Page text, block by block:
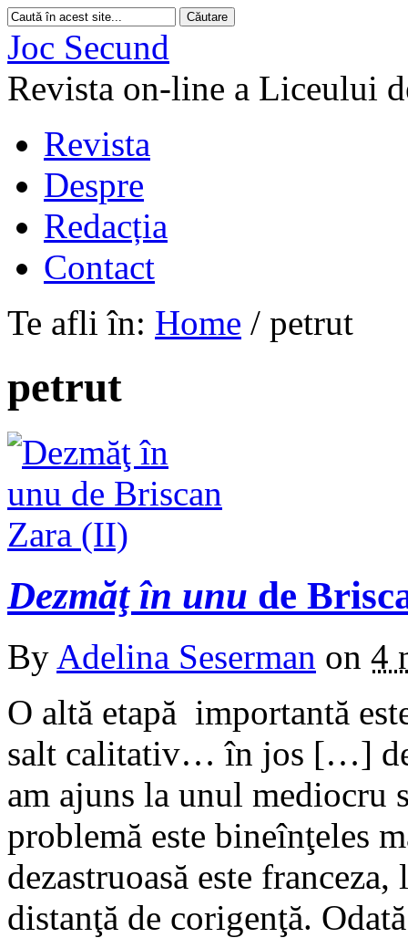
Joc Secund
Revista on-line a Liceului
Revista
Despre
Redacția
Contact
Te afli în: Home / petrut
petrut
Dezmăţ în unu de
By Adelina Seserman on 4
O altă etapă importantă
salt calitativ… în jos […]
am ajuns la unul mediocru
problemă este bineînţeles
dezastruoasă este
distanţă de corigenţă.